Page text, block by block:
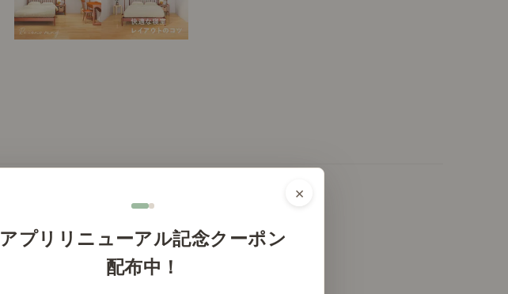
×
アプリリニューアル記念クーポン
配布中！